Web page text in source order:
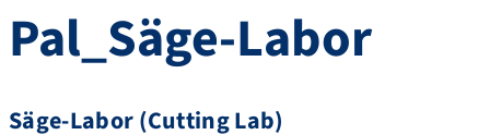
Pal_Säge-Labor
Säge-Labor (Cutting Lab)